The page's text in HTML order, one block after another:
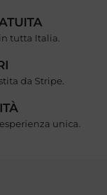
tutta Italia.
da Stripe.
unica.